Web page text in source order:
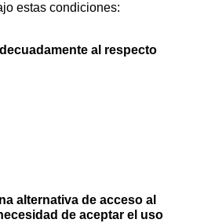
estas condiciones:
al respecto
alternativa de acceso al
de aceptar el uso